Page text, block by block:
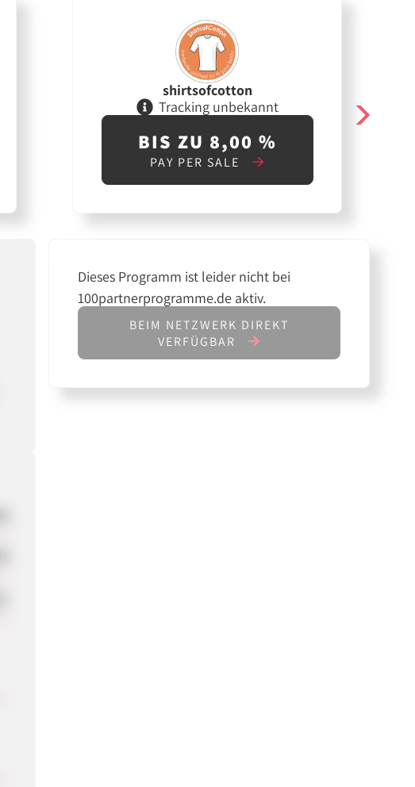
shirtsofcotton
Tracking unbekannt
BIS ZU 8,00 %
PAY PER SALE
Dieses Programm ist leider nicht bei
100partnerprogramme.de aktiv.
BEIM NETZWERK DIREKT
VERFÜGBAR